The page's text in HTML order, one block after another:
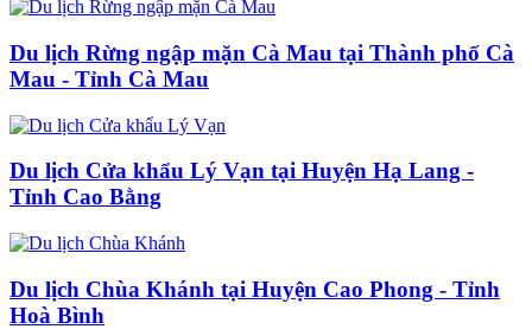
Du lịch Rừng ngập mặn Cà Mau tại Thành phố Cà
Mau - Tỉnh Cà Mau
Du lịch Cửa khẩu Lý Vạn tại Huyện Hạ Lang -
Tỉnh Cao Bằng
Du lịch Chùa Khánh tại Huyện Cao Phong - Tỉnh
Hoà Bình